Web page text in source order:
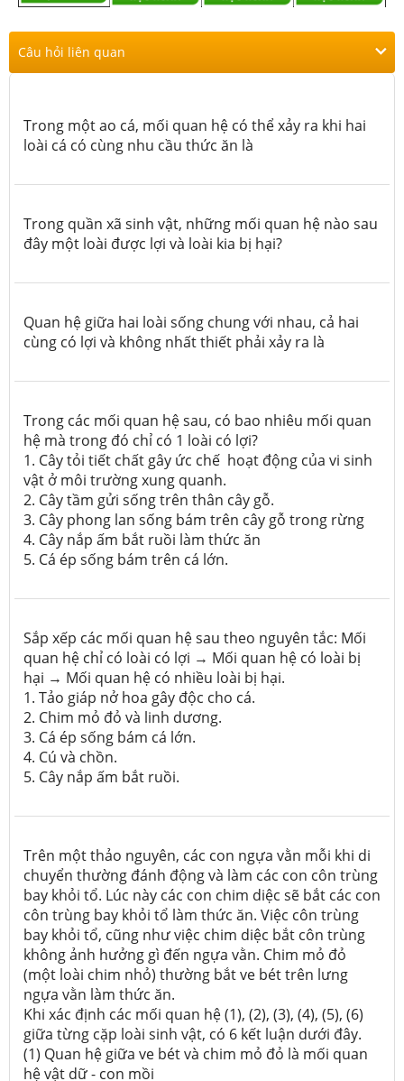
Câu hỏi liên quan
Trong một ao cá, mối quan hệ có thể xảy ra khi hai
loài cá có cùng nhu cầu thức ăn là
Trong quần xã sinh vật, những mối quan hệ nào sau
đây một loài được lợi và loài kia bị hại?
Quan hệ giữa hai loài sống chung với nhau, cả hai
cùng có lợi và không nhất thiết phải xảy ra là
Trong các mối quan hệ sau, có bao nhiêu mối quan
hệ mà trong đó chỉ có 1 loài có lợi?
1. Cây tỏi tiết chất gây ức chế hoạt động của vi sinh
vật ở môi trường xung quanh.
2. Cây tầm gửi sống trên thân cây gỗ.
3. Cây phong lan sống bám trên cây gỗ trong rừng
4. Cây nắp ấm bắt ruồi làm thức ăn
5. Cá ép sống bám trên cá lớn.
Sắp xếp các mối quan hệ sau theo nguyên tắc: Mối
quan hệ chỉ có loài có lợi → Mối quan hệ có loài bị
hại → Mối quan hệ có nhiều loài bị hại.
1. Tảo giáp nở hoa gây độc cho cá.
2. Chim mỏ đỏ và linh dương.
3. Cá ép sống bám cá lớn.
4. Cú và chồn.
5. Cây nắp ấm bắt ruồi.
Trên một thảo nguyên, các con ngựa vằn mỗi khi di
chuyển thường đánh động và làm các con côn trùng
bay khỏi tổ. Lúc này các con chim diệc sẽ bắt các con
côn trùng bay khỏi tổ làm thức ăn. Việc côn trùng
bay khỏi tổ, cũng như việc chim diệc bắt côn trùng
không ảnh hưởng gì đến ngựa vằn. Chim mỏ đỏ
(một loài chim nhỏ) thường bắt ve bét trên lưng
ngựa vằn làm thức ăn.
Khi xác định các mối quan hệ (1), (2), (3), (4), (5), (6)
giữa từng cặp loài sinh vật, có 6 kết luận dưới đây.
(1) Quan hệ giữa ve bét và chim mỏ đỏ là mối quan
hệ vật dữ - con mồi